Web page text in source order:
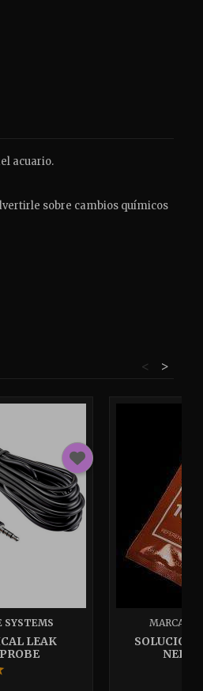
acuario.
sobre cambios químicos
>
<
SYSTEMS
LEAK
MARCA:
SOLUCIÓN